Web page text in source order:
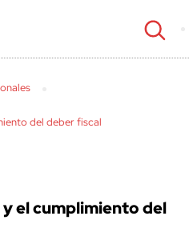
del deber fiscal
el cumplimiento del